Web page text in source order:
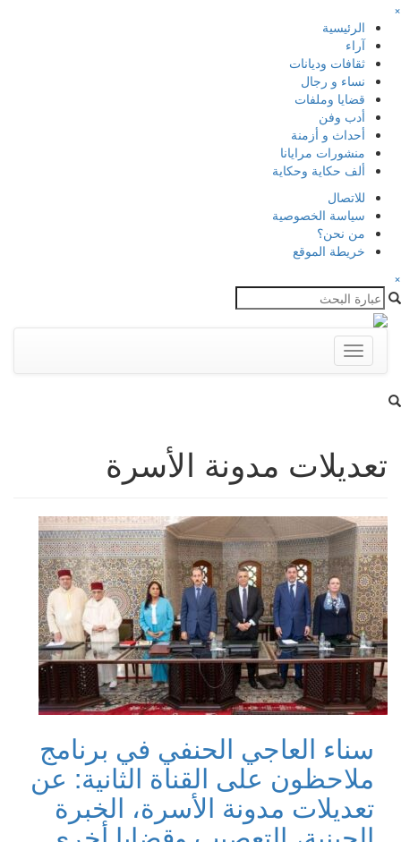
×
الرئيسية
آراء
ثقافات وديانات
نساء و رجال
قضايا وملفات
أدب وفن
أحداث و أزمنة
منشورات مرايانا
ألف حكاية وحكاية
للاتصال
سياسة الخصوصية
من نحن؟
خريطة الموقع
×
Toggle
navigation
تعديلات مدونة الأسرة
سناء العاجي الحنفي في برنامج
ملاحظون على القناة الثانية: عن
تعديلات مدونة الأسرة، الخبرة